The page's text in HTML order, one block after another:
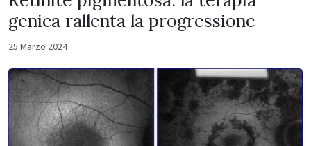
genica rallenta la progressione
25 Marzo 2024